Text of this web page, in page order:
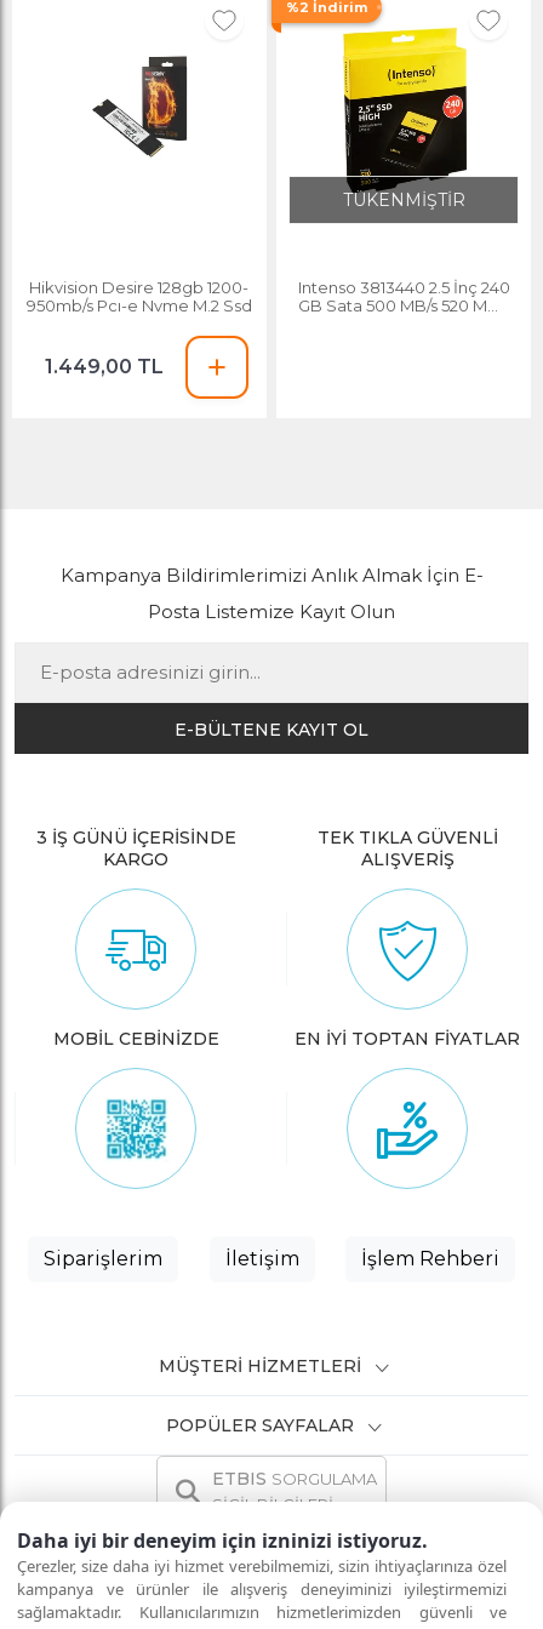
Daha iyi bir deneyim için izninizi istiyoruz.
Çerezler, size daha iyi hizmet verebilmemizi, sizin ihtiyaçlarınıza özel
kampanya ve ürünler ile alışveriş deneyiminizi iyileştirmemizi
sağlamaktadır. Kullanıcılarımızın hizmetlerimizden güvenli ve
Hikvision Desire 128gb 1200-
950mb/s Pcı-e Nvme M.2 Ssd
1.449,00 TL
%2 İndirim
TÜKENMİŞTİR
Intenso 3813440 2.5 İnç 240
GB Sata 500 MB/s 520 MB/s
Kampanya Bildirimlerimizi Anlık Almak İçin E-
Posta Listemize Kayıt Olun
E-BÜLTENE KAYIT OL
3 İŞ GÜNÜ İÇERİSİNDE
KARGO
TEK TIKLA GÜVENLİ
ALIŞVERİŞ
MOBİL CEBİNİZDE EN İYİ TOPTAN FİYATLAR
Siparişlerim İletişim İşlem Rehberi
MÜŞTERI HIZMETLERI
POPÜLER SAYFALAR
ETBIS SORGULAMA
SİCİL BİLGİLERİ
İNTERNETTE GÜVENLİ ALIŞVERİŞ